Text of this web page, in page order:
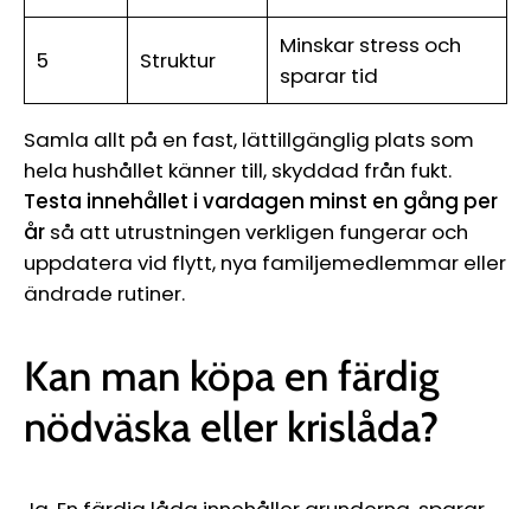
5 Struktur
Minskar stress och
sparar tid
Samla allt på en fast, lättillgänglig plats som
hela hushållet känner till, skyddad från fukt.
Testa innehållet i vardagen minst en gång per
år så att utrustningen verkligen fungerar och
uppdatera vid flytt, nya familjemedlemmar eller
ändrade rutiner.
Kan man köpa en färdig
nödväska eller krislåda?